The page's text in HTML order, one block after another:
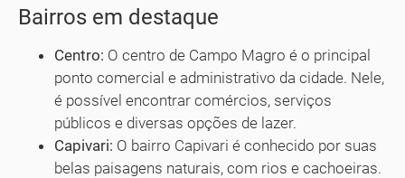
Bairros em destaque
Centro: O centro de Campo Magro é o principal
ponto comercial e administrativo da cidade. Nele,
é possível encontrar comércios, serviços
públicos e diversas opções de lazer.
Capivari: O bairro Capivari é conhecido por suas
belas paisagens naturais, com rios e cachoeiras.